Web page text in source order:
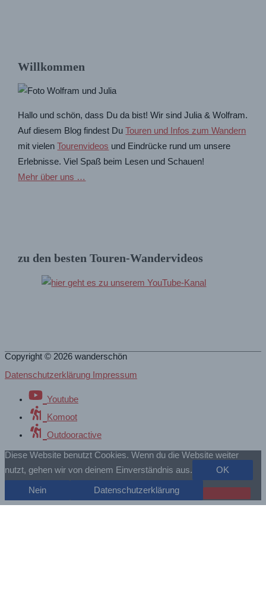
Willkommen
Hallo und schön, dass Du da bist! Wir sind Julia & Wolfram.
Auf diesem Blog findest DuTouren und Infos zum Wandern
mit vielenTourenvideos und Eindrücke rund um unsere
Erlebnisse. Viel Spaß beim Lesen und Schauen!
Mehr über uns …
zu den besten Touren-Wandervideos
Copyright © 2026 wanderschön
Datenschutzerklärung Impressum
Youtube
Komoot
Outdooractive
Diese Website benutzt Cookies. Wenn du die Website weiter
nutzt, gehen wir von deinem Einverständnis aus.
OK
Nein Datenschutzerklärung